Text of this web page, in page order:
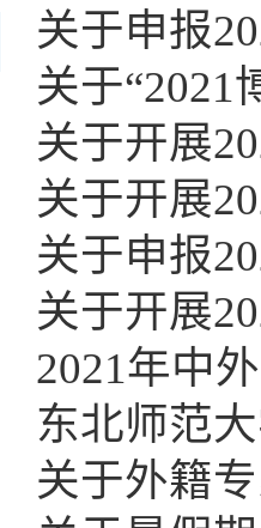
关于申报
关于“2021
关于开展
关于开展
关于申报
关于开展
2021年中
东北师范
关于外籍